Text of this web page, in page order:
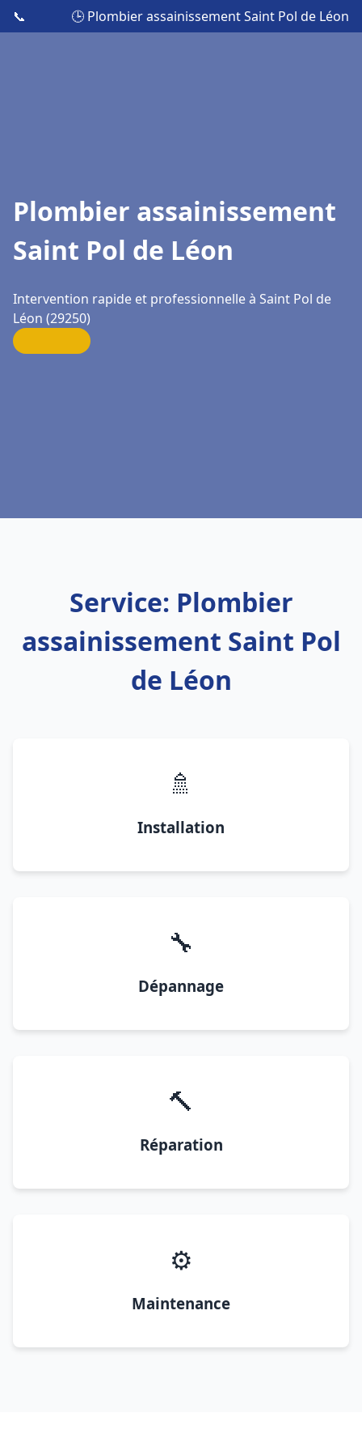
📞 🕒 Plombier assainissement Saint Pol de Léon
Plombier assainissement
Saint Pol de Léon
Intervention rapide et professionnelle à Saint Pol de
Léon (29250)
Service: Plombier
assainissement Saint Pol
de Léon
🚿
Installation
🔧
Dépannage
🔨
Réparation
⚙️
Maintenance